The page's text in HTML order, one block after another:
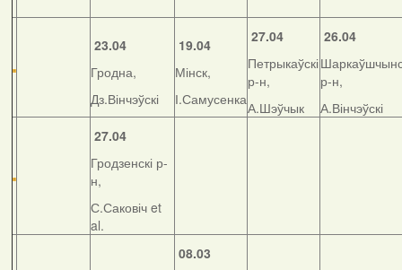
23.04
Гродна,
Дз.Вінчэўскі
19.04
Мінск,
І.Самусенка
27.04
Петрыкаўскі
р-н,
А.Шэўчык
26.04
р-н,
А.Вінчэўскі
27.04
Гродзенскі р-
н,
С.Саковіч et
al.
08.03